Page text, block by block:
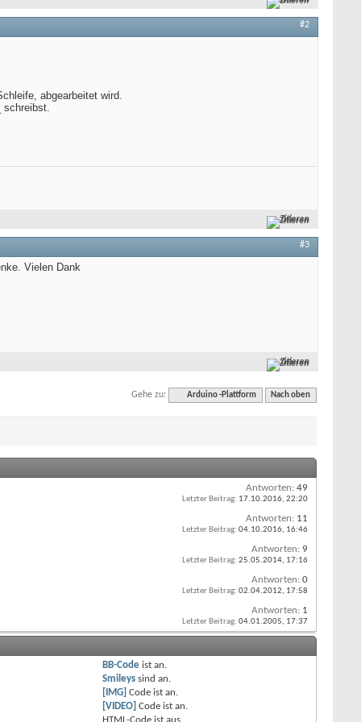
#2
abgearbeitet wird.
schreibst.
Zitieren
#3
Vielen Dank
Zitieren
Gehe zu: Arduino -Plattform Nach oben
Antworten: 49
Letzter Beitrag: 17.10.2016, 22:20
Antworten: 11
Letzter Beitrag: 04.10.2016, 16:46
Antworten: 9
Letzter Beitrag: 25.05.2014, 17:16
Antworten: 0
Letzter Beitrag: 02.04.2012, 17:58
Antworten: 1
Letzter Beitrag: 04.01.2005, 17:37
BB-Code istan.
Smileys sindan.
[IMG] Code istan.
[VIDEO] Code istan.